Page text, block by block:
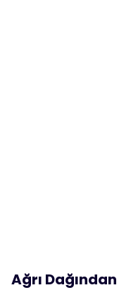
Ağrı